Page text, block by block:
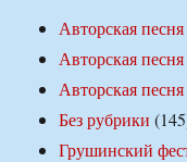
Авторская
Авторская
Авторская
Без рубрики
Грушинский